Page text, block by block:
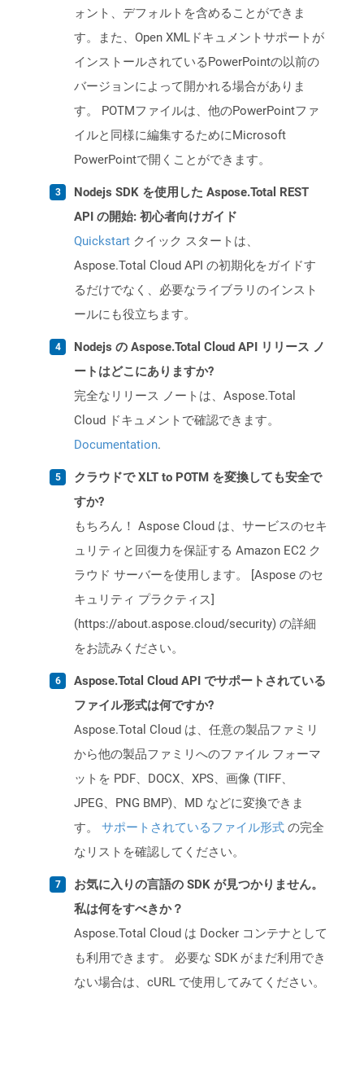
ォント、デフォルトを含めることができま
す。また、Open XMLドキュメントサポートが
インストールされているPowerPointの以前の
バージョンによって開かれる場合がありま
す。 POTMファイルは、他のPowerPointファ
イルと同様に編集するためにMicrosoft
PowerPointで開くことができます。
Nodejs SDK を使用した Aspose.Total REST
API の開始: 初心者向けガイド
Quickstart クイック スタートは、
Aspose.Total Cloud API の初期化をガイドす
るだけでなく、必要なライブラリのインスト
ールにも役立ちます。
Nodejs の Aspose.Total Cloud API リリース ノ
ートはどこにありますか?
完全なリリース ノートは、Aspose.Total
Cloud ドキュメントで確認できます。
Documentation.
クラウドで XLT to POTM を変換しても安全で
すか?
もちろん！ Aspose Cloud は、サービスのセキ
ュリティと回復力を保証する Amazon EC2 ク
ラウド サーバーを使用します。 [Aspose のセ
キュリティ プラクティス]
(https://about.aspose.cloud/security) の詳細
をお読みください。
Aspose.Total Cloud API でサポートされている
ファイル形式は何ですか?
Aspose.Total Cloud は、任意の製品ファミリ
から他の製品ファミリへのファイル フォーマ
ットを PDF、DOCX、XPS、画像 (TIFF、
JPEG、PNG BMP)、MD などに変換できま
す。 サポートされているファイル形式 の完全
なリストを確認してください。
お気に入りの言語の SDK が見つかりません。
私は何をすべきか？
Aspose.Total Cloud は Docker コンテナとして
も利用できます。 必要な SDK がまだ利用でき
ない場合は、cURL で使用してみてください。